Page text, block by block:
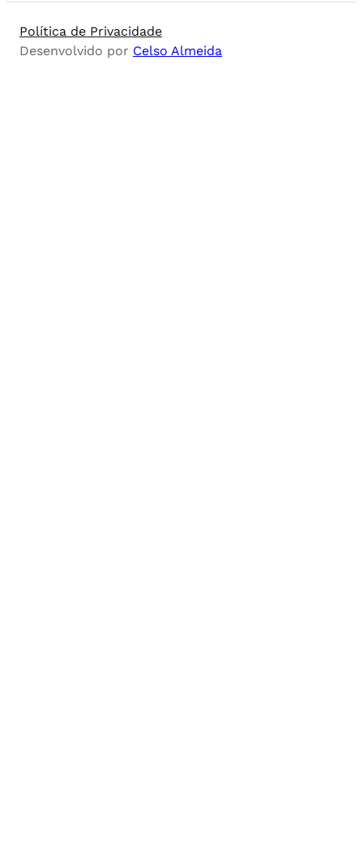
Política de Privacidade
Desenvolvido por Celso Almeida